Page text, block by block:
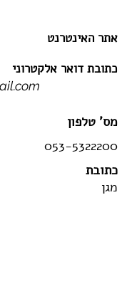
אתר האינטרנט
כתובת דואר אלקטרוני
מס' טלפון
053-5322200
כתובת
מגן